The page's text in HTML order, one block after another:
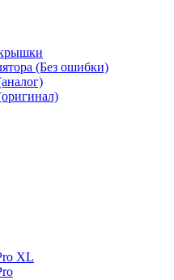
(Без ошибки)
XL